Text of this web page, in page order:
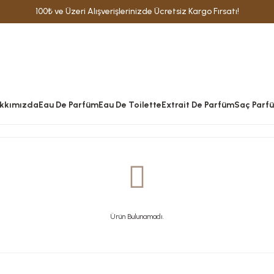
100₺ ve Üzeri Alışverişlerinizde Ücretsiz Kargo Fırsatı!
Eau De ParfümEau De ToiletteExtrait De ParfümSaç
Ürün Bulunamadı.